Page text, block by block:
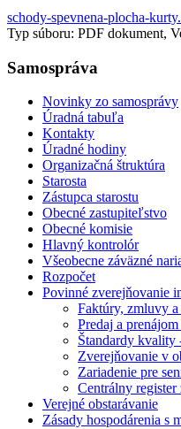
schody-spevnena-plocha-
Typ súboru: PDF dokument,
Samospráva
Novinky zo samosprávy
Úradná tabuľa
Kontakty
Úradné hodiny
Organizačná štruktúra
Starosta
Zástupca starostu
Obecné zastupiteľstvo
Obecné komisie
Hlavný kontrolór
Všeobecne záväzné
Rozpočet
Povinné zverejňovanie
Faktúry, zmluvy
Predaj a
Štandardy kvality
Zverejňovanie v
Zariadenie pre
Centrálny register
Verejné obstarávanie
Zásady hospodárenia s